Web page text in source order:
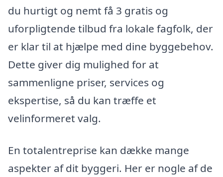
du hurtigt og nemt få 3 gratis og
uforpligtende tilbud fra lokale fagfolk, der
er klar til at hjælpe med dine byggebehov.
Dette giver dig mulighed for at
sammenligne priser, services og
ekspertise, så du kan træffe et
velinformeret valg.
En totalentreprise kan dække mange
aspekter af dit byggeri. Her er nogle af de